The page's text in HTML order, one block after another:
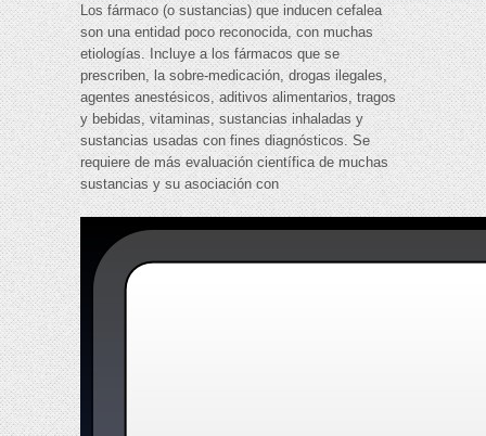
Los fármaco (o sustancias) que inducen cefalea
son una entidad poco reconocida, con muchas
etiologías. Incluye a los fármacos que se
prescriben, la sobre-medicación, drogas ilegales,
agentes anestésicos, aditivos alimentarios, tragos
y bebidas, vitaminas, sustancias inhaladas y
sustancias usadas con fines diagnósticos. Se
requiere de más evaluación científica de muchas
sustancias y su asociación con